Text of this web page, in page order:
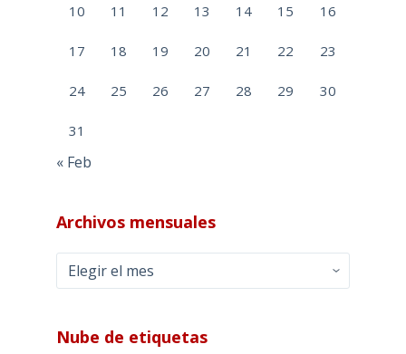
10 11 12 13 14 15 16
17 18 19 20 21 22 23
24 25 26 27 28 29 30
31
« Feb
Archivos mensuales
Archivos
mensuales
Nube de etiquetas